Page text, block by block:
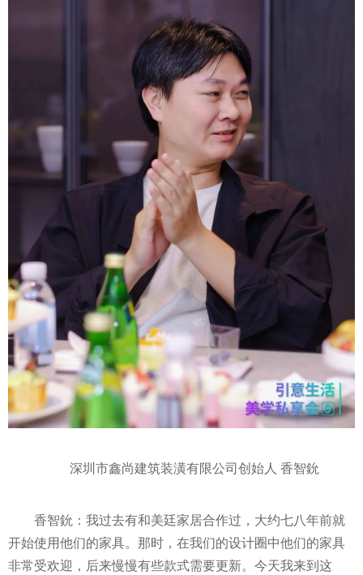
深圳市鑫尚建筑装潢有限公司创始人 香智鈗
香智鈗：我过去有和美廷家居合作过，大约七八年前就
开始使用他们的家具。那时，在我们的设计圈中他们的家具
非常受欢迎，后来慢慢有些款式需要更新。今天我来到这